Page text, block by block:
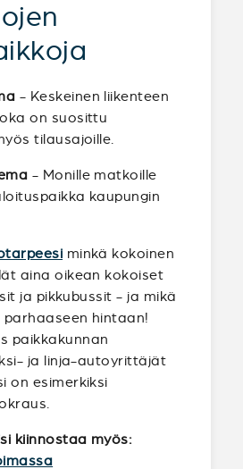
- Keskeinen liikenteen
on suosittu
tilausajoille.
- Monille matkoille
kaupungin
minkä kokoinen
aina oikean kokoiset
ja pikkubussit - ja mikä
hintaan!
paikkakunnan
ja linja-autoyrittäjät
on esimerkiksi
kiinnostaa myös: